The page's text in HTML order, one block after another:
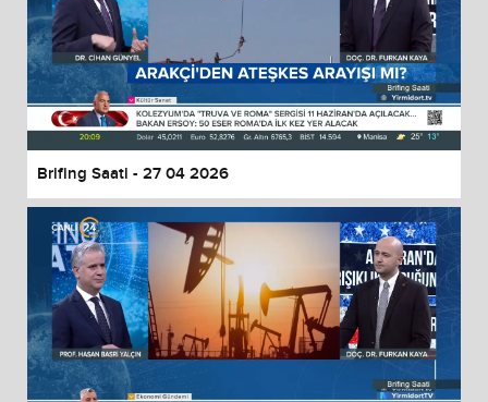
Brifing Saati - 27 04 2026